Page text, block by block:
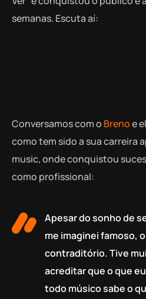
semanas. Escuta aí:
Conversamos com o Brenoe
como tem sido a sua carreira
music, onde conquistou
como profissional:
Apesar do sonho de
me imaginei famoso,
contraditório. Tive
acreditar que o que
todo músico sabe o